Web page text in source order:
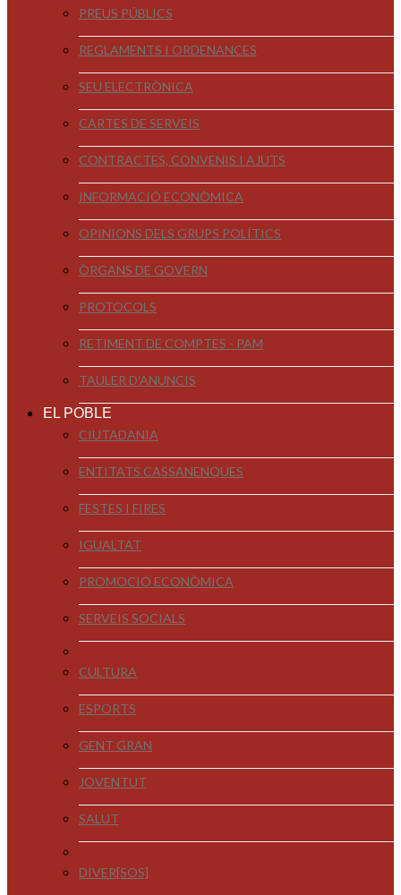
PREUS PÚBLICS
REGLAMENTS I ORDENANCES
SEU ELECTRÒNICA
CARTES DE SERVEIS
CONTRACTES, CONVENIS I AJUTS
INFORMACIÓ ECONÒMICA
OPINIONS DELS GRUPS POLÍTICS
ÒRGANS DE GOVERN
PROTOCOLS
RETIMENT DE COMPTES - PAM
TAULER D'ANUNCIS
EL POBLE
CIUTADANIA
ENTITATS CASSANENQUES
FESTES I FIRES
IGUALTAT
PROMOCIÓ ECONÒMICA
SERVEIS SOCIALS
CULTURA
ESPORTS
GENT GRAN
JOVENTUT
SALUT
DIVER[SOS]